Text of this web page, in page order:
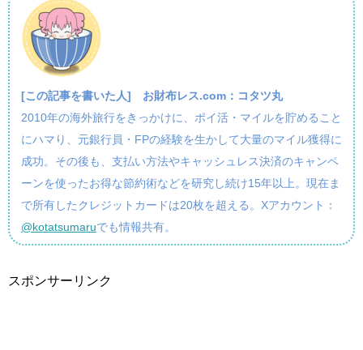
[この記事を書いた人] お財布レス.com：コタツ丸
2010年の海外旅行をきっかけに、ポイ活・マイルを貯めること
にハマり、元銀行員・FPの経験を生かして大量のマイル獲得に
成功。その後も、支払い方法やキャッシュレス決済のキャンペ
ーンを使ったお得な節約術などを研究し続け15年以上。現在ま
で所有したクレジットカードは20枚を超える。Xアカウント：
@kotatsumaruでも情報共有。
スポンサーリンク